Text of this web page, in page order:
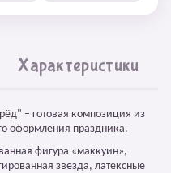
Характеристики
– готовая композиция из
оформления праздника.
фигура «маккуин»,
звезда, латексные